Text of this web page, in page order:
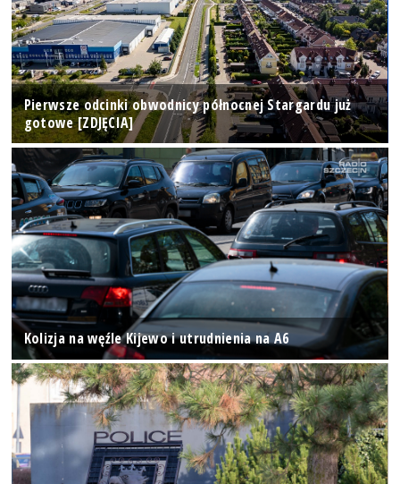
Pierwsze odcinki obwodnicy północnej Stargardu już
gotowe [ZDJĘCIA]
Kolizja na węźle Kijewo i utrudnienia na A6